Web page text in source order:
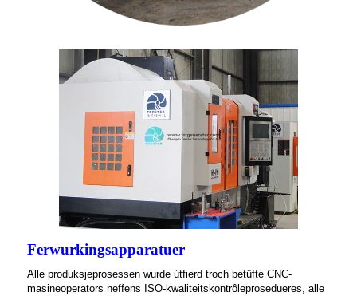
Ferwurkingsapparatuer
Alle produksjeprosessen wurde útfierd troch betûfte CNC-
masineoperators neffens ISO-kwaliteitskontrôleprosedueres, alle